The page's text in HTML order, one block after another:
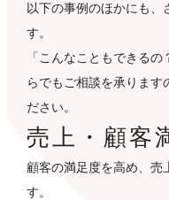
以下の事例のほかにも、
す。
「こんなこともできる
らでもご相談を承ります
ださい。
売上・顧客
顧客の満足度を高め、売
す。